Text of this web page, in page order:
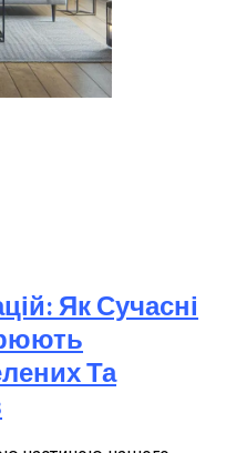
Як Сучасні
Та